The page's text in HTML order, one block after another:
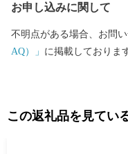
お申し込みに関して
不明点がある場合、お問
AQ）」 に掲載しておりま
この返礼品を見てい